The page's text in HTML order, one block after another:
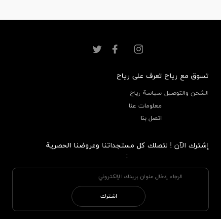
تسوق مع رياح
الشحن والتوصيل
تعرف على رياح
سياسة رياح
معلومات عنا
اتصل بنا
إشترك الآن ! لتصلك كل مستجداتنا وعروضنا الحصرية
:
اشترك